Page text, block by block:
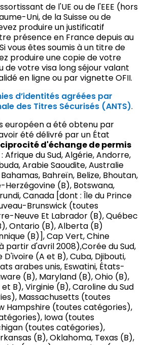
de l'UE ou de l'EEE (hors
Uni, de la Suisse ou de
produire un justificatif
présence en France depuis au
vous êtes soumis à un titre de
produire une copie de votre
de votre visa long séjour valant
en ligne ou par vignette OFII.
d’identités agréées par
des Titres Sécurisés (ANTS).
européen a été obtenu par
été délivré par un État
d'échange de permis
: Afrique du Sud, Algérie, Andorre,
Arabie Saoudite, Australie
Bahreïn, Belize, Bhoutan,
Herzégovine (B), Botswana,
Canada [dont : Île du Prince
Brunswick (toutes
Neuve Et Labrador (B), Québec
Ontario (B), Alberta (B)
(B)], Cap Vert, Chine
partir d'avril 2008),Corée du Sud,
D'ivoire (A et B), Cuba, Djibouti,
arabes unis, Eswatini, États-
(B), Maryland (B), Ohio (B),
B), Virginie (B), Caroline du Sud
Massachusetts (toutes
Hampshire (toutes catégories),
Iowa (toutes
(toutes catégories),
(B), Oklahoma, Texas (B),